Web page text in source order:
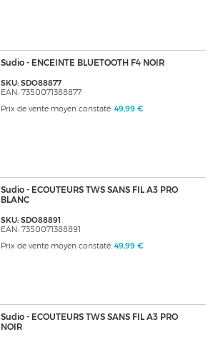
Sudio - ENCEINTE BLUETOOTH F4 NOIR
SKU: SDO88877
EAN: 7350071388877
Prix de vente moyen constaté: 49,99 €
Sudio - ECOUTEURS TWS SANS FIL A3 PRO
BLANC
SKU: SDO88891
EAN: 7350071388891
Prix de vente moyen constaté: 49,99 €
Sudio - ECOUTEURS TWS SANS FIL A3 PRO
NOIR